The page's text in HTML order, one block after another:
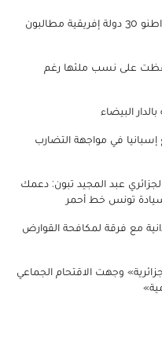
تأشيرة الدخول للولايات المتحدة: مواطنو 30 دولة إفريقية مطالبون
على نسب ملئها رغم
البيضاء
في مواجهة التضارب
عبد المجيد تبون: دعمك
تونس خط أحمر
مع فرقة لمكافحة القوارض
وجهت الاقتحام الجماعي